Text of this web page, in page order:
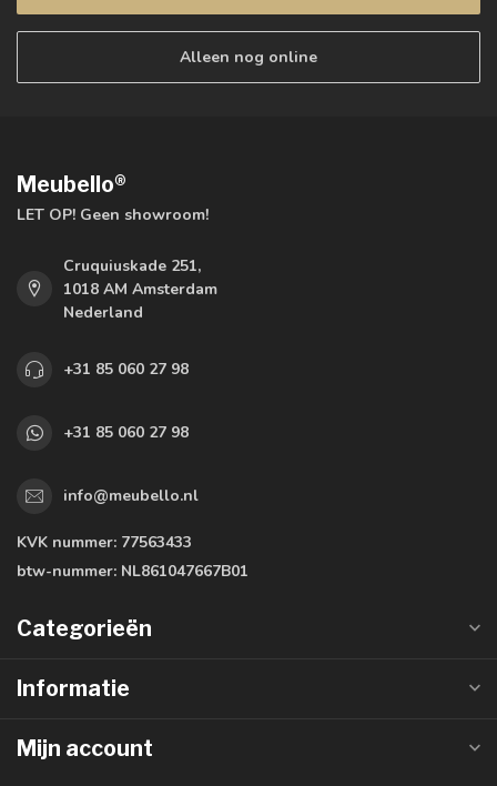
Alleen nog online
Meubello®
LET OP! Geen showroom!
Cruquiuskade 251,
1018 AM Amsterdam
Nederland
+31 85 060 27 98
+31 85 060 27 98
info@meubello.nl
KVK nummer: 77563433
btw-nummer: NL861047667B01
Categorieën
Informatie
Mijn account